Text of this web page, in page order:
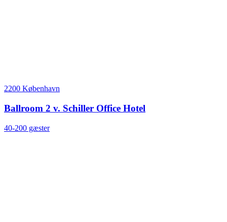
2200 København
Ballroom 2 v. Schiller Office Hotel
40-200 gæster